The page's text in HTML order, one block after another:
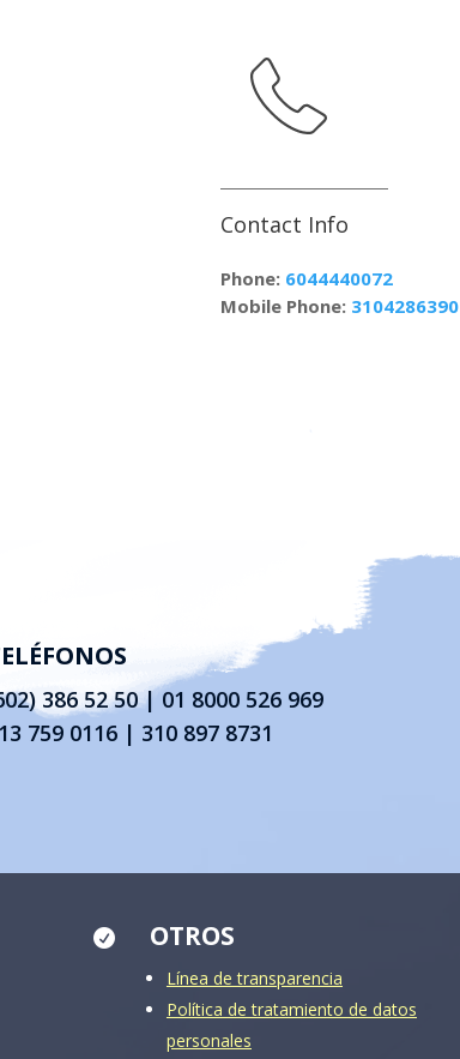
Contact Info
Phone: 6044440072
Mobile Phone: 3104286390
386 52 50| 01 8000 526 969
759 0116 | 310 897 8731
 OTROS
Línea de transparencia
Política de tratamiento de datos
personales